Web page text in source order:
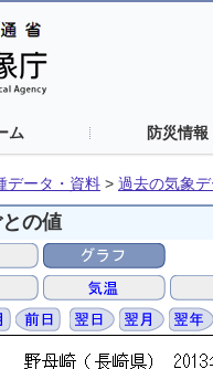
ム 防災情報
データ・資料 > 過去の気象
の値